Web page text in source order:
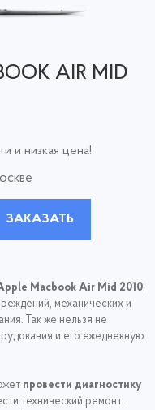
AIR MID
и низкая цена!
ЗАКАЗАТЬ
Macbook Air Mid 2010,
механических и
Так же нельзя не
и его ежедневную
провести диагностику
технический ремонт,